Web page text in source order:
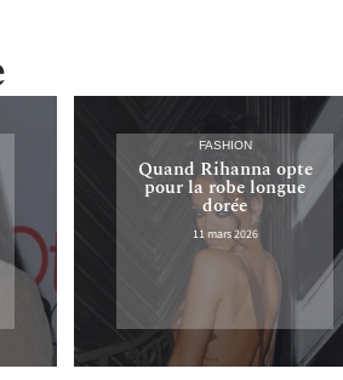
FASHION
Quand Rihanna opte
pour la robe longue
dorée
11 mars 2026